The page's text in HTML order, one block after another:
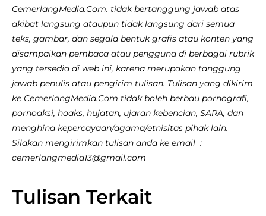
CemerlangMedia.Com. tidak bertanggung jawab atas
akibat langsung ataupun tidak langsung dari semua
teks, gambar, dan segala bentuk grafis atau konten yang
disampaikan pembaca atau pengguna di berbagai rubrik
yang tersedia di web ini, karena merupakan tanggung
jawab penulis atau pengirim tulisan. Tulisan yang dikirim
ke CemerlangMedia.Com tidak boleh berbau pornografi,
pornoaksi, hoaks, hujatan, ujaran kebencian, SARA, dan
menghina kepercayaan/agama/etnisitas pihak lain.
Silakan mengirimkan tulisan anda ke email :
cemerlangmedia13@gmail.com
Tulisan Terkait